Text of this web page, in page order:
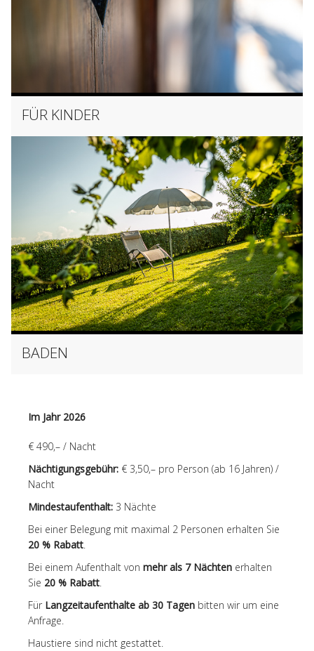
FÜR KINDER
BADEN
Im Jahr 2026
€ 490,– / Nacht
Nächtigungsgebühr: € 3,50,– pro Person (ab 16 Jahren) /
Nacht
Mindestaufenthalt: 3 Nächte
Bei einer Belegung mit maximal 2 Personen erhalten Sie
20 % Rabatt.
Bei einem Aufenthalt von mehr als 7 Nächten erhalten
Sie 20 % Rabatt.
Für Langzeitaufenthalte ab 30 Tagen bitten wir um eine
Anfrage.
Haustiere sind nicht gestattet.